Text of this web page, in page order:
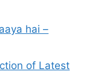
hai –
of Latest